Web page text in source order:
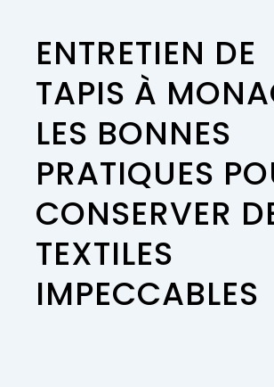
ENTRETIEN DE
TAPIS À
LES BONNES
PRATIQUES
CONSERVER
TEXTILES
IMPECCABLES